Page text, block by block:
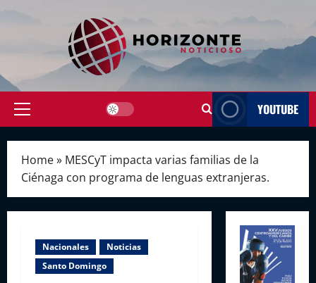
Primary
YOUTUBE
Home» MESCyT impacta varias familias de la
Ciénaga con programa de lenguas extranjeras.
Nacionales
Noticias
Santo Domingo